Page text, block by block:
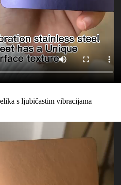
s ljubičastim vibracijama